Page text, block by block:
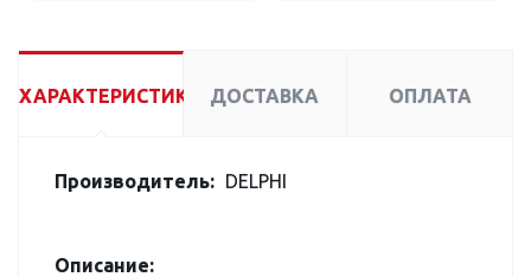
ХАРАКТЕРИСТИКИ ДОСТАВКА ОПЛАТА
Производитель: DELPHI
Описание: